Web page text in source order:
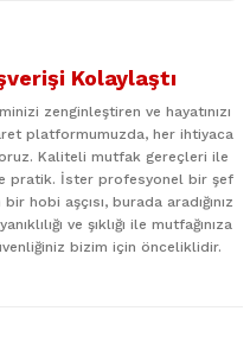
görüntülenemiyor.
bulunuyor.
pahalı.
Kolaylaştı
zenginleştiren ve hayatınızı
platformumuzda, her ihtiyaca
Kaliteli mutfak gereçleri ile
pratik. İster profesyonel bir şef
hobi aşçısı, burada aradığınız
ve şıklığı ile mutfağınıza
bizim için önceliklidir.